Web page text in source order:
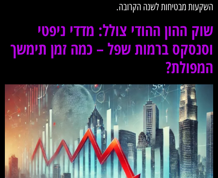
השקעות מבטיחות לשנה הקרובה.
שוק ההון ההודי צולל: מדדי ניפטי
וסנסקס ברמות שפל – כמה זמן תימשך
המפולת?